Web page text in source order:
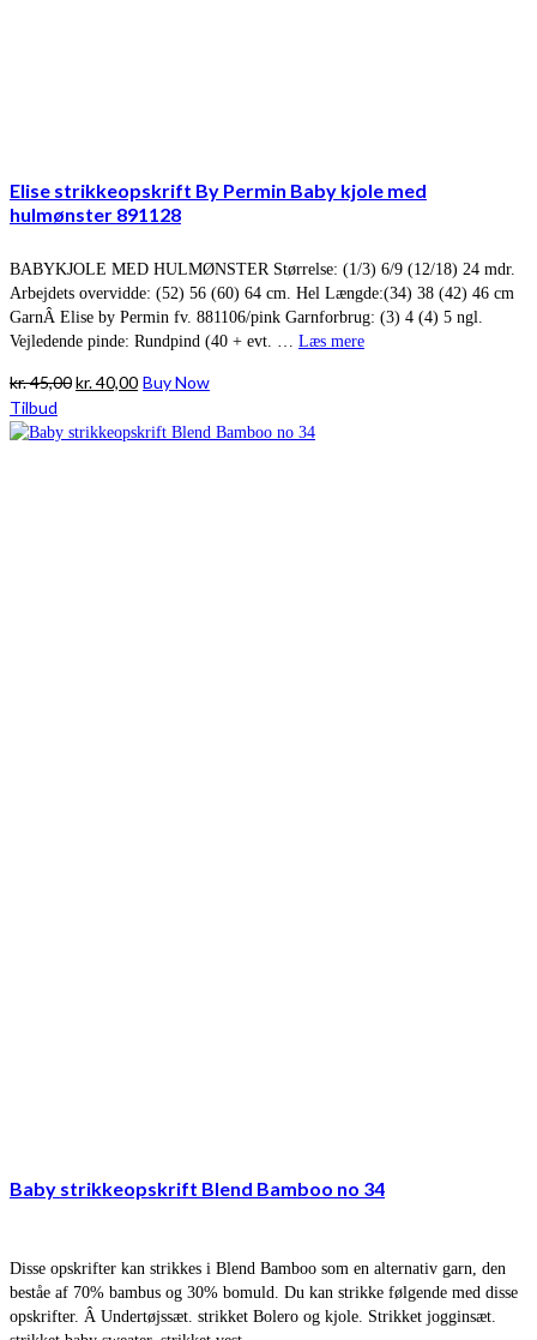
Elise strikkeopskrift By Permin Baby kjole med
hulmønster 891128
BABYKJOLE MED HULMØNSTER Størrelse: (1/3) 6/9 (12/18) 24 mdr.
Arbejdets overvidde: (52) 56 (60) 64 cm. Hel Længde:(34) 38 (42) 46 cm
GarnÂ Elise by Permin fv. 881106/pink Garnforbrug: (3) 4 (4) 5 ngl.
Vejledende pinde: Rundpind (40 + evt. … Læs mere
kr.45,00Den
pris
kr.40,00Den
pris
Buy Now
Tilbud
Baby strikkeopskrift Blend Bamboo no 34
Disse opskrifter kan strikkes i Blend Bamboo som en alternativ garn, den
beståe af 70% bambus og 30% bomuld. Du kan strikke følgende med disse
opskrifter. Â Undertøjssæt. strikket Bolero og kjole. Strikket jogginsæt.